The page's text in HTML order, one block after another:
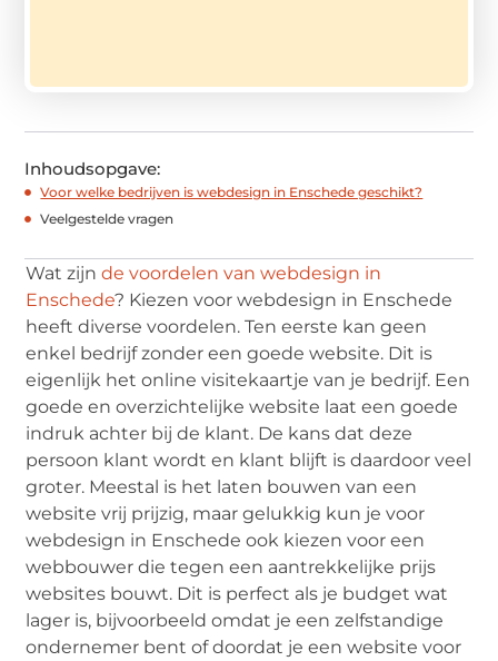
Inhoudsopgave:
Voor welke bedrijven is webdesign in Enschede geschikt?
Veelgestelde vragen
Wat zijnde voordelen van webdesign in
Enschede? Kiezen voor webdesign in Enschede
heeft diverse voordelen. Ten eerste kan geen
enkel bedrijf zonder een goede website. Dit is
eigenlijk het online visitekaartje van je bedrijf. Een
goede en overzichtelijke website laat een goede
indruk achter bij de klant. De kans dat deze
persoon klant wordt en klant blijft is daardoor veel
groter. Meestal is het laten bouwen van een
website vrij prijzig, maar gelukkig kun je voor
webdesign in Enschede ook kiezen voor een
webbouwer die tegen een aantrekkelijke prijs
websites bouwt. Dit is perfect als je budget wat
lager is, bijvoorbeeld omdat je een zelfstandige
ondernemer bent of doordat je een website voor